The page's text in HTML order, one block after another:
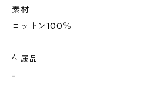
素材
コットン100％
付属品
-